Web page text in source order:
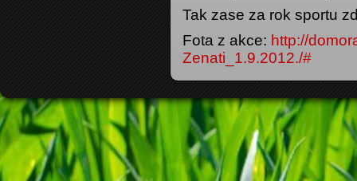
Tak zase za rok sportu
Fota z akce: http://
Zenati_1.9.2012./#